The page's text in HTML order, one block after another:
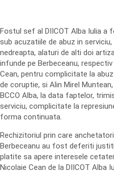
Fostul sef al DIICOT Alba Iulia a
sub acuzatiile de abuz in
nedreapta, alaturi de alti doi
infunde pe Berbeceanu,
Cean, pentru complicitate la
de coruptie, si Alin Mirel
BCCO Alba, la data faptelor,
serviciu, complicitate la
forma continuata.
Rechizitoriul prin care
Berbeceanu au fost deferiti
platite sa apere interesele
Nicolaie Cean de la DIICOT Alba